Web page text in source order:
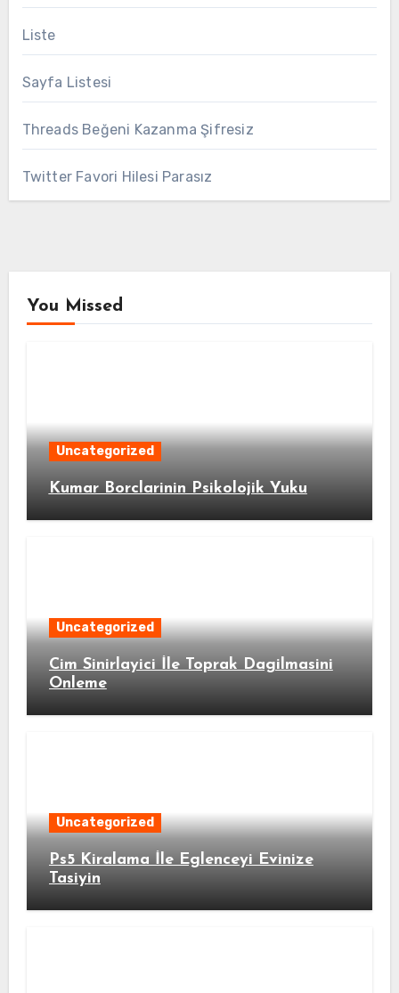
Liste
Sayfa Listesi
Threads Beğeni Kazanma Şifresiz
Twitter Favori Hilesi Parasız
You Missed
Uncategorized
Kumar Borclarinin Psikolojik Yuku
Uncategorized
Cim Sinirlayici İle Toprak Dagilmasini
Onleme
Uncategorized
Ps5 Kiralama İle Eglenceyi Evinize
Tasiyin